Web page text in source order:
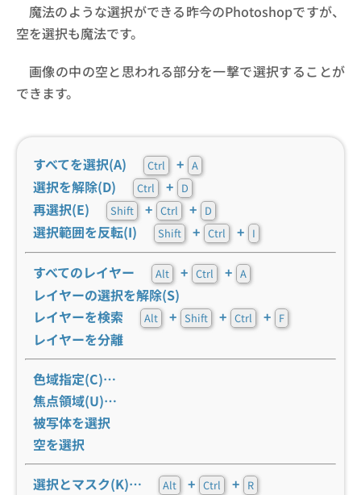
すべてを選択(A) Ctrl + A
選択を解除(D) Ctrl + D
再選択(E) Shift + Ctrl + D
選択範囲を反転(I) Shift + Ctrl + I
すべてのレイヤー Alt + Ctrl + A
レイヤーの選択を解除(S)
レイヤーを検索
Alt + Shift + Ctrl + F
レイヤーを分離
色域指定(C)…
焦点領域(U)…
被写体を選択
空を選択
選択とマスク(K)… Alt + Ctrl + R
魔法のような選択ができる昨今のPhotoshopですが、
空を選択も魔法です。
画像の中の空と思われる部分を一撃で選択することが
できます。